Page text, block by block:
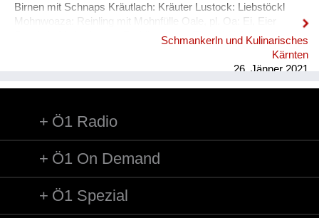
Birnen mit Schnaps Kräutlach: Kräuter Lustock: Liebstöckl
Mohnwoaza: Reinling mit Mohnfülle Oale, pl. Oa: Ei, Eier
Oamilch: Vorläufer des Puddings, aus Eiern, Milch und Mehl
Piggalan: Weihnachtsgericht im Lavanttal, Mohnwoaza mit
einem Saft aus Dörrobst und Schnaps übergossen Plentn:
Schmankerln und Kulinarisches
Kärnten
26. Jänner 2021
Ö1 Radio
Ö1 On Demand
Ö1 Spezial